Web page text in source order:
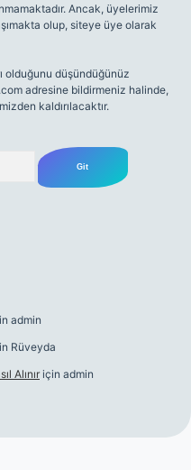
Ancak, üyelerimiz
olup, siteye üye olarak
olduğunu düşündüğünüz
adresine bildirmeniz halinde,
kaldırılacaktır.
admin
Rüveyda
Alınır için admin